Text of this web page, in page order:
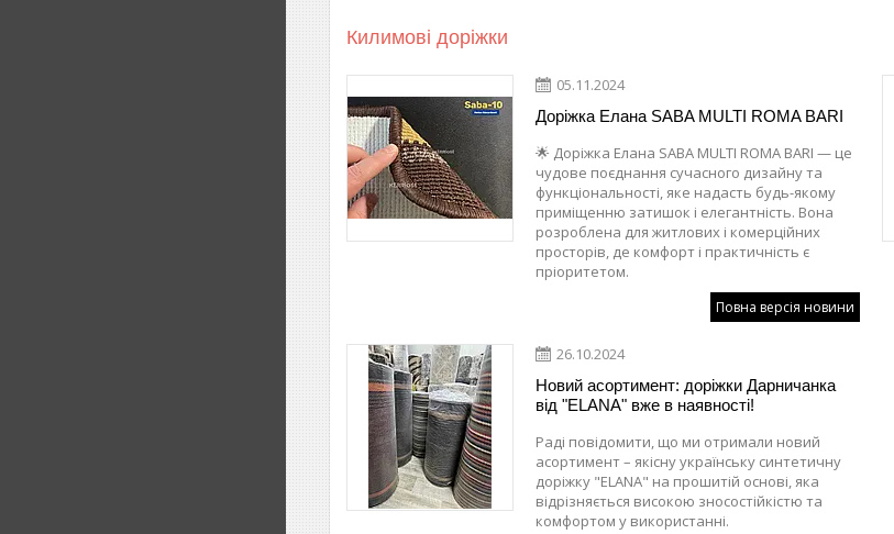
Килимові доріжки
05.11.2024
Доріжка Елана SABA MULTI ROMA BARI
🌟 Доріжка Елана SABA MULTI ROMA BARI — це
чудове поєднання сучасного дизайну та
функціональності, яке надасть будь-якому
приміщенню затишок і елегантність. Вона
розроблена для житлових і комерційних
просторів, де комфорт і практичність є
пріоритетом.
Повна версія новини
26.10.2024
Новий асортимент: доріжки Дарничанка
від "ELANA" вже в наявності!
Раді повідомити, що ми отримали новий
асортимент – якісну українську синтетичну
доріжку "ELANA" на прошитій основі, яка
відрізняється високою зносостійкістю та
комфортом у використанні.